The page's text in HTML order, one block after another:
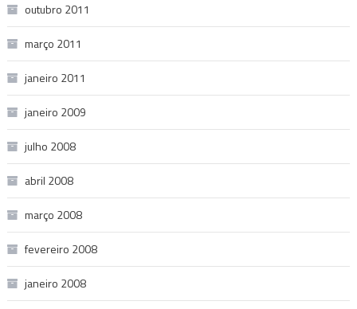
outubro 2011
março 2011
janeiro 2011
janeiro 2009
julho 2008
abril 2008
março 2008
fevereiro 2008
janeiro 2008